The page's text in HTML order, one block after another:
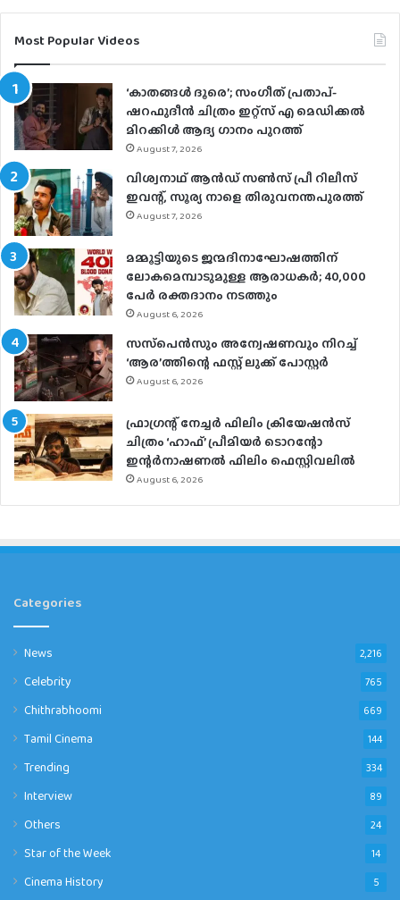
Most Popular Videos
‘കാതങ്ങൾ ദൂരെ’; സംഗീത് പ്രതാപ്-
ഷറഫുദീൻ ചിത്രം ഇറ്റ്സ് എ മെഡിക്കൽ
മിറക്കിൾ ആദ്യ ഗാനം പുറത്ത്
August 7, 2026
വിശ്വനാഥ് ആന്‍ഡ് സണ്‍സ് പ്രീ റിലീസ്
ഇവന്റ്, സൂര്യ നാളെ തിരുവനന്തപുരത്ത്
August 7, 2026
മമ്മൂട്ടിയുടെ ജന്മദിനാഘോഷത്തിന്
ലോകമെമ്പാടുമുള്ള ആരാധകര്‍; 40,000
പേര്‍ രക്തദാനം നടത്തും
August 6, 2026
സസ്‌പെന്‍സും അന്വേഷണവും നിറച്ച്
‘ആര’ത്തിന്റെ ഫസ്റ്റ് ലുക്ക് പോസ്റ്റര്‍
August 6, 2026
ഫ്രാഗ്രന്റ് നേച്ചര്‍ ഫിലിം ക്രിയേഷന്‍സ്
ചിത്രം ‘ഹാഫ്’ പ്രീമിയര്‍ ടൊറന്റോ
ഇന്റര്‍നാഷണല്‍ ഫിലിം ഫെസ്റ്റിവലില്‍
August 6, 2026
Categories
News 2,216
Celebrity 765
Chithrabhoomi 669
Tamil Cinema 144
Trending 334
Interview 89
Others 24
Star of the Week 14
Cinema History 5